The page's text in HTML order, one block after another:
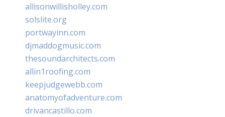
allisonwillisholley.com
solslite.org
portwayinn.com
djmaddogmusic.com
thesoundarchitects.com
allin1roofing.com
keepjudgewebb.com
anatomyofadventure.com
drivancastillo.com